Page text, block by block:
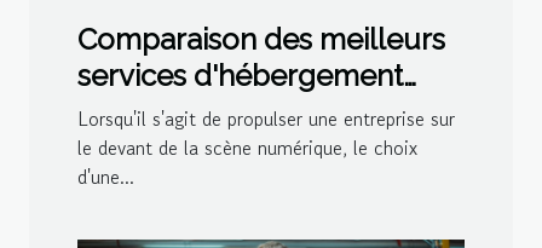
Comparaison des meilleurs
services d'hébergement
web français pour les PME
Lorsqu'il s'agit de propulser une entreprise sur
le devant de la scène numérique, le choix
d'une...